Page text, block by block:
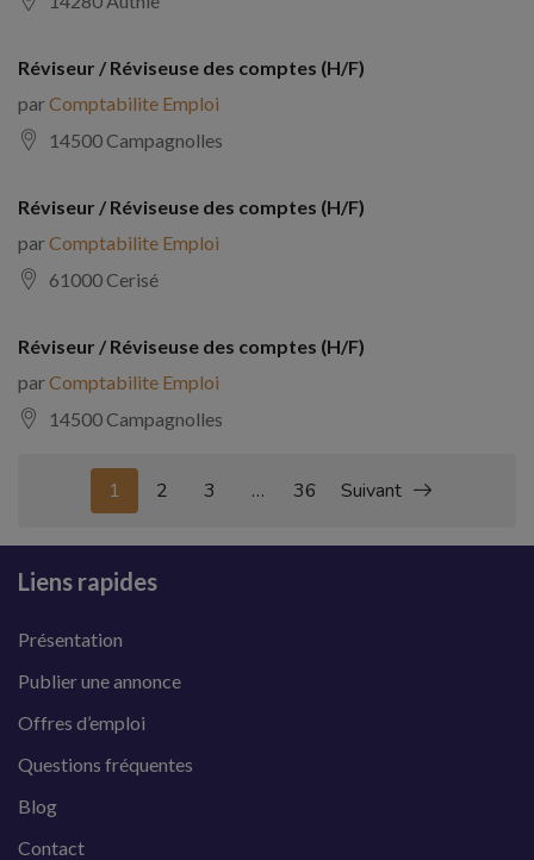
Réviseur / Réviseuse des comptes (H/F)
parComptabilite Emploi
14500 Campagnolles
Réviseur / Réviseuse des comptes (H/F)
parComptabilite Emploi
61000 Cerisé
Réviseur / Réviseuse des comptes (H/F)
parComptabilite Emploi
14500 Campagnolles
1 2 3 … 36 Suivant
Liens rapides
Présentation
Publier une annonce
Offres d’emploi
Questions fréquentes
Blog
Contact